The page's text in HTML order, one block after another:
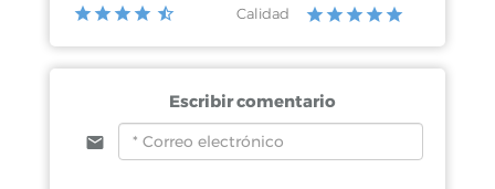
Calidad
Escribir comentario